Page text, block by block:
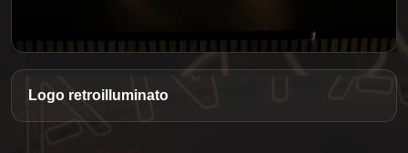
Logo retroilluminato